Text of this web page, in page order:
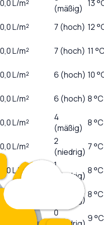
0,0L/m²
(mäßig) 13
0,0L/m² 7 (hoch) 12
0,0L/m² 7 (hoch) 11
0,0L/m² 6 (hoch) 10
0,0L/m² 6 (hoch) 8 °C
0,0L/m²
4
(mäßig) 8 °C
0,0L/m²
2
(niedrig) 7 °C
0,0L/m²
1
(niedrig) 8 °C
0,0
(niedrig) 8 °C
0
9 °C